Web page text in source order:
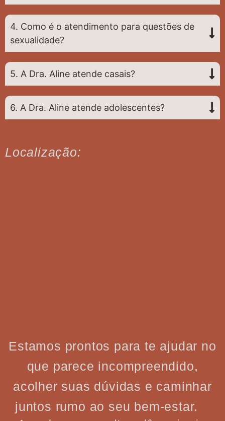
4. Como é o atendimento para questões de
sexualidade?
5. A Dra. Aline atende casais?
6. A Dra. Aline atende adolescentes?
Localização:
Estamos prontos para te ajudar no
que parece incompreendido,
acolher suas dúvidas e caminhar
juntos rumo ao seu bem-estar.